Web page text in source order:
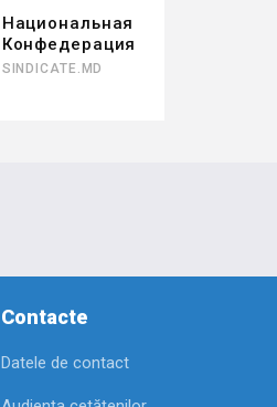
Национальная
Конфедерация
SINDICATE.MD
Contacte
Datele de contact